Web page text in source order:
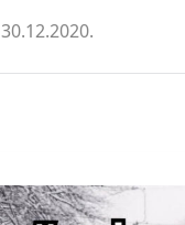
30.12.2020.